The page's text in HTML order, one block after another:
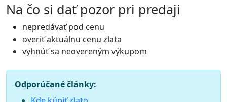
Na čo si dať pozor pri predaji
nepredávať pod cenu
overiť aktuálnu cenu zlata
vyhnúť sa neovereným výkupom
Odporúčané články: